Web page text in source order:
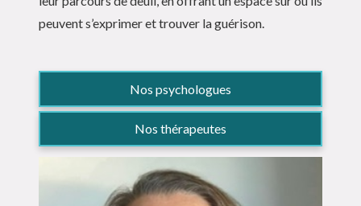
peuvent s’exprimer et trouver la guérison.
Nos psychologues
Nos thérapeutes